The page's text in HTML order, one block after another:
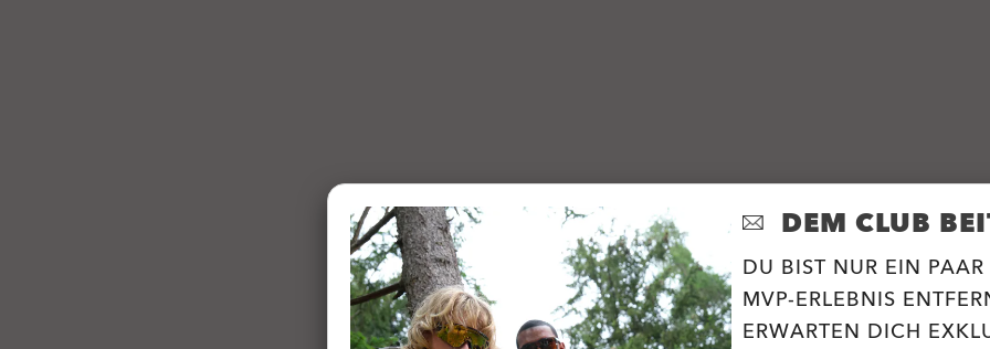
DEM CLUB
DU BIST NUR EIN
MVP-ERLEBNIS
ERWARTEN DICH